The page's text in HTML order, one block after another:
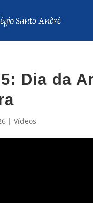
Dia da
| Vídeos